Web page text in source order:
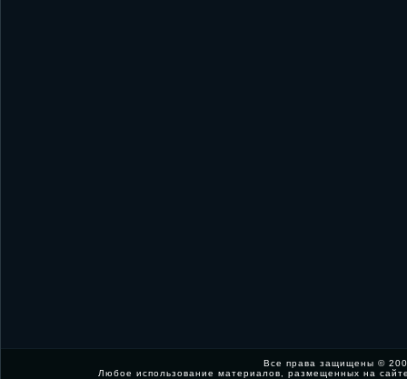
Все права защищены ©
Любое использование материалов, размещенных на